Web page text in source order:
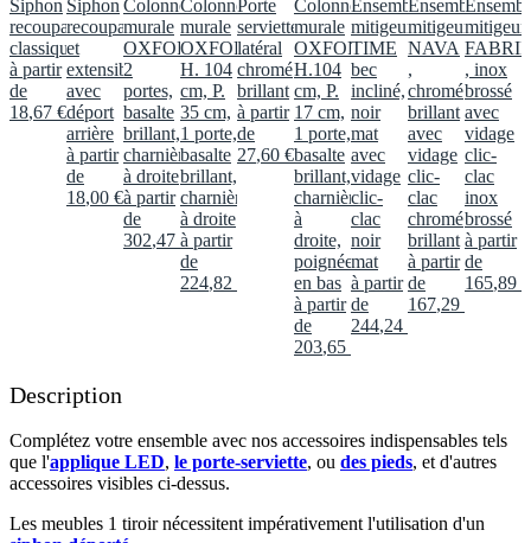
Siphon
recoupable
classique
à partir
de
18,67 €
Siphon
recoupable
et
extensible
avec
déport
arrière
à partir
de
18,00 €
Colonne
murale
OXFORD
2
portes,
basalte
brillant,
charnières
à droite
à partir
de
302,47 €
Colonne
murale
OXFORD,
H. 104
cm, P.
35 cm,
1 porte,
basalte
brillant,
charnières
à droite
à partir
de
224,82
Porte
serviette
latéral
chromé
brillant
à partir
de
27,60 €
Colonne
murale
OXFORD,
H.104
cm, P.
17 cm,
1 porte,
basalte
brillant,
charnières
à
droite,
poignée
en bas
à partir
de
203,65
Ensemble
mitigeur
TIME
bec
incliné,
noir
mat
avec
vidage
clic-
clac
noir
mat
à partir
de
244,24
Ensemble
mitigeur
NAVA
,
chromé
brillant
avec
vidage
clic-
clac
chromé
brillant
à partir
de
167,29
mitigeur
, inox
brossé
avec
vidage
clic-
clac
inox
brossé
à partir
de
165,89
Description
Complétez votre ensemble avec nos accessoires indispensables tels
que l'applique LED, le porte-serviette, ou des pieds, et d'autres
accessoires visibles ci-dessus.​
Les meubles 1 tiroir nécessitent impérativement l'utilisation d'un